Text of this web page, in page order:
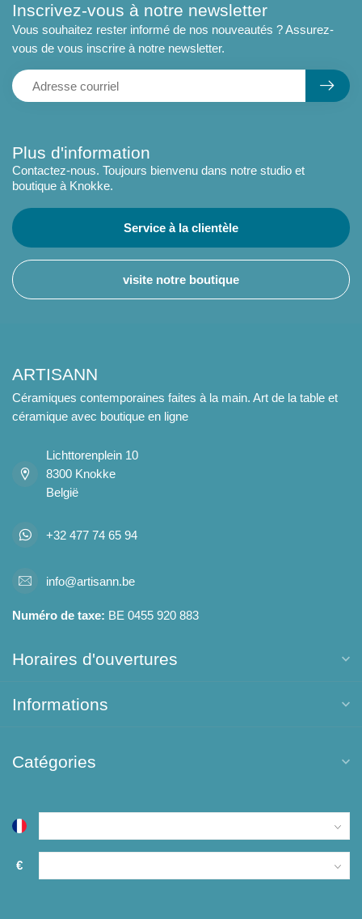
Plus d'information
Contactez-nous. Toujours bienvenu dans notre studio et
boutique à Knokke.
Service à la clientèle
visite notre boutique
Inscrivez-vous à notre newsletter
Vous souhaitez rester informé de nos nouveautés ? Assurez-
vous de vous inscrire à notre newsletter.
ARTISANN
Céramiques contemporaines faites à la main. Art de la table et
céramique avec boutique en ligne
Lichttorenplein 10
8300 Knokke
België
+32 477 74 65 94
info@artisann.be
Numéro de taxe: BE 0455 920 883
Horaires d'ouvertures
Informations
Catégories
€